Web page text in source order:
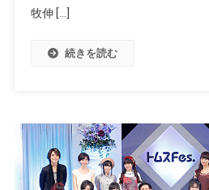
牧伸 […]
続きを読む